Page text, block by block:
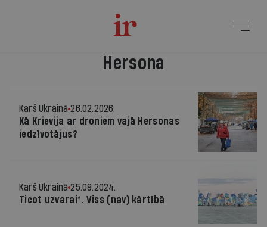
Hersona
Karš Ukrainā 26.02.2026.
Kā Krievija ar droniem vajā Hersonas
iedzīvotājus?
Karš Ukrainā 25.09.2024.
Ticot uzvarai*. Viss (nav) kārtībā